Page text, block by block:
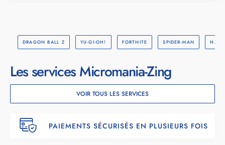
DRAGON BALL Z YU-GI-OH! FORTNITE SPIDER-MAN
Les services Micromania-Zing
VOIR TOUS LES SERVICES
PAIEMENTS SÉCURISÉS EN PLUSIEURS FOIS